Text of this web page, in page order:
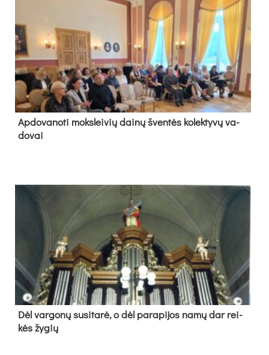
Ap­do­va­no­ti moks­lei­vių dai­nų šven­tės ko­lek­ty­vų va­
do­vai
Dėl var­go­nų su­si­ta­rė, o dėl pa­ra­pi­jos na­mų dar rei­
kės žy­gių